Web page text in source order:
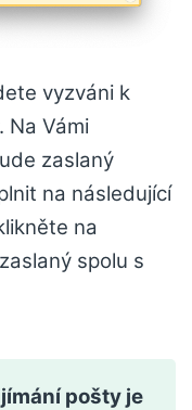
vyzváni k
Na Vámi
zaslaný
na následující
na
spolu s
pošty je